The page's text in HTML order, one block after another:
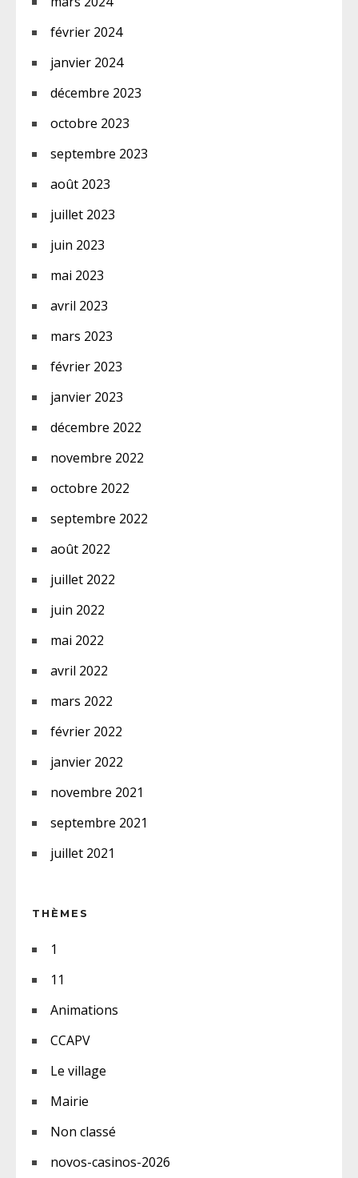
février 2024
janvier 2024
décembre 2023
octobre 2023
septembre 2023
août 2023
juillet 2023
juin 2023
mai 2023
avril 2023
mars 2023
février 2023
janvier 2023
décembre 2022
novembre 2022
octobre 2022
septembre 2022
août 2022
juillet 2022
juin 2022
mai 2022
avril 2022
mars 2022
février 2022
janvier 2022
novembre 2021
septembre 2021
juillet 2021
THÈMES
1
11
Animations
CCAPV
Le village
Mairie
Non classé
novos-casinos-2026